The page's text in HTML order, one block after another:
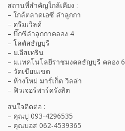
สถานที่สำคัญใกล้เคียง :
– ใกล้ตลาดเอซี ลำลูกกา
– ดรีมเวิลด์
– บิ๊กซีลำลูกกาคลอง 4
– โลตัสธัญบุรี
– ม.อีสเทริน
– ม.เทคโนโลยีราชมงคลธัญบุรี คลอง 6
– วัดเขียนเขต
– ห้างใหม่ มาร์เก็ต วิลล่า
– ฟิวเจอร์พาร์ครังสิต
สนใจติดต่อ :
– คุณปู 093-4296535
– คุณบอส 062-4539365